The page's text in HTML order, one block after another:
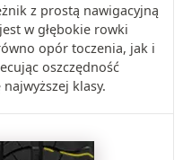
z prostą nawigacyjną
w głębokie rowki
opór toczenia, jak i
oszczędność
klasy.